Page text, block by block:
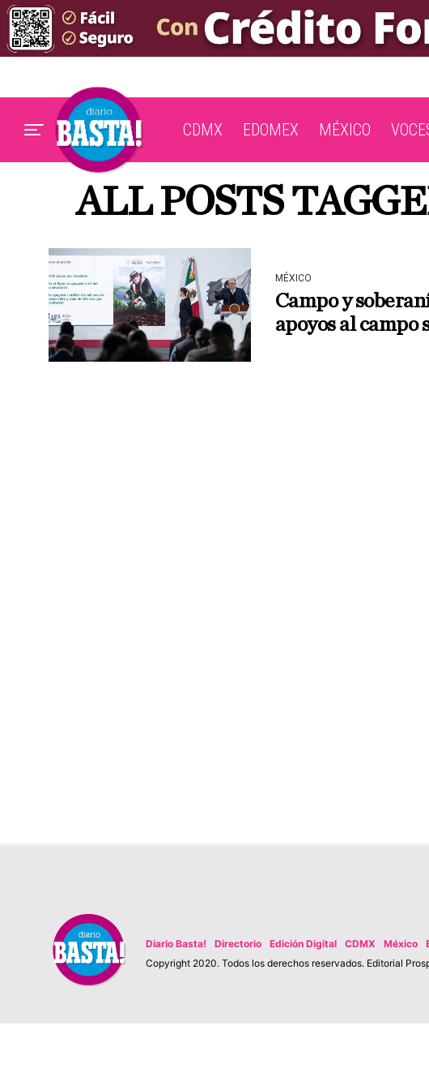
CDMX EDOMEX MÉXICO
ALL POSTS
MÉXICO
Campo y
apoyos al
Diario Basta! Directorio Edición Digital CDMX México
Copyright 2020. Todos los derechos reservados. Editorial